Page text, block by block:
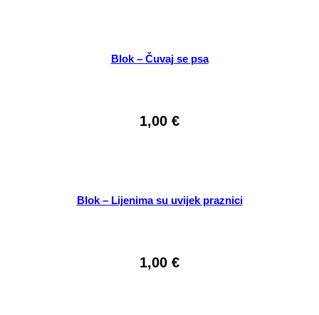
Blok – Čuvaj se psa
1,00 €
Blok – Lijenima su uvijek praznici
1,00 €